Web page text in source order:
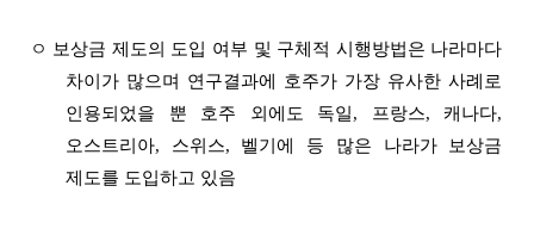
ㅇ 보상금 제도의 도입 여부 및 구체적 시행방법은 나라마다
차이가 많으며 연구결과에 호주가 가장 유사한 사례로
인용되었을 뿐 호주 외에도 독일, 프랑스, 캐나다,
오스트리아, 스위스, 벨기에 등 많은 나라가 보상금
제도를 도입하고 있음